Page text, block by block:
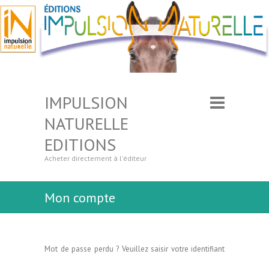
IMPULSION
NATURELLE
EDITIONS
Acheter directement à l'éditeur
Mon compte
Mot de passe perdu ? Veuillez saisir votre identifiant